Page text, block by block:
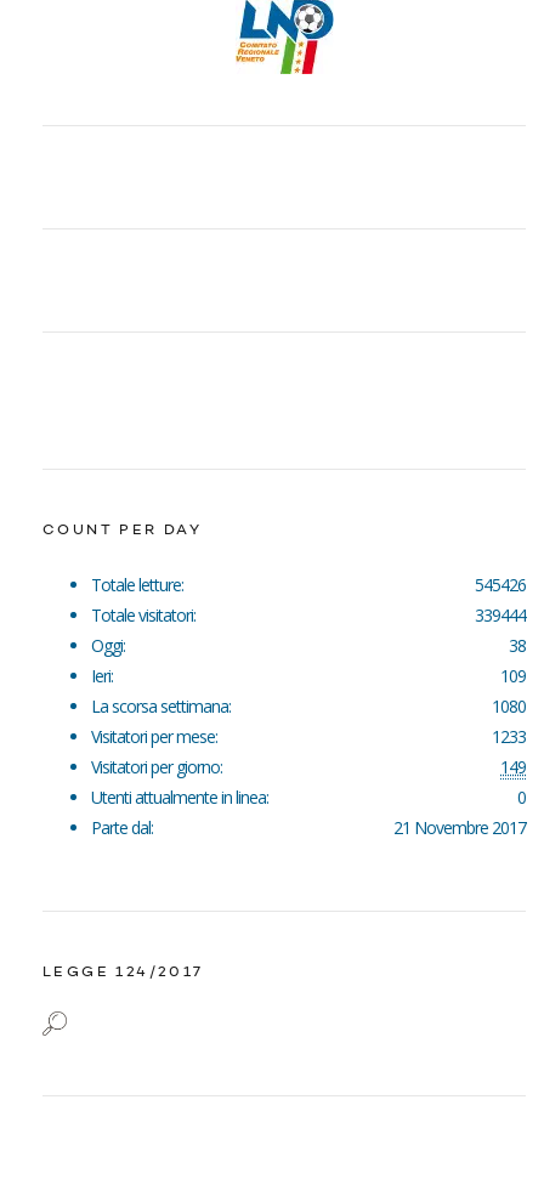
COUNT PER DAY
545426
Totale letture:
339444
Totale visitatori:
38
Oggi:
109
Ieri:
1080
La scorsa settimana:
1233
Visitatori per mese:
149
Visitatori per giorno:
0
Utenti attualmente in linea:
21 Novembre 2017
Parte dal:
LEGGE 124/2017